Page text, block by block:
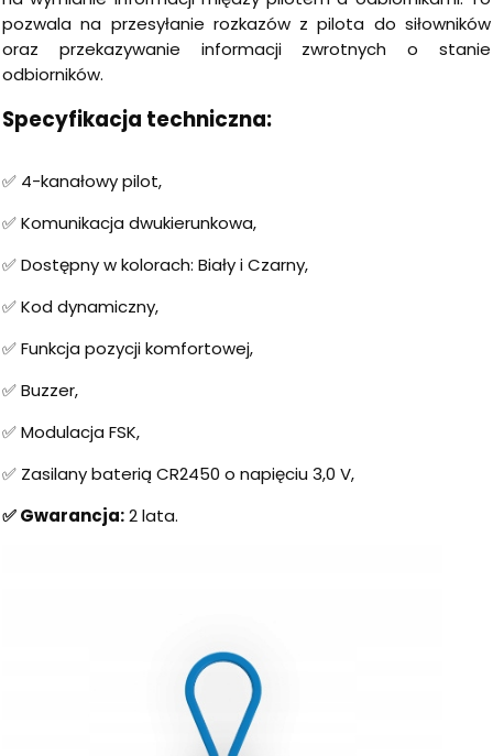
pozwala na przesyłanie rozkazów z pilota do siłowników
oraz przekazywanie informacji zwrotnych o stanie
odbiorników.
Specyfikacja techniczna:
✅ 4-kanałowy pilot,
✅ Komunikacja dwukierunkowa,
✅ Dostępny w kolorach: Biały i Czarny,
✅ Kod dynamiczny,
✅ Funkcja pozycji komfortowej,
✅ Buzzer,
✅ Modulacja FSK,
✅ Zasilany baterią CR2450 o napięciu 3,0 V,
✅ Gwarancja:2 lata.